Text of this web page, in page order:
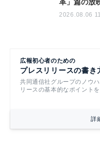
革」篇の放
2026.08.06
広報初心者のための
プレスリリースの書き
共同通信社グループのノウ
リースの基本的なポイントを
詳